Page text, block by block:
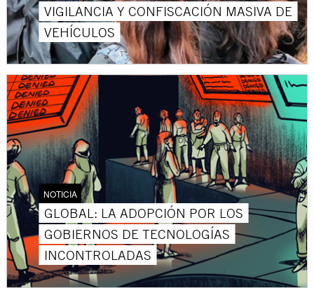
VIGILANCIA Y CONFISCACIÓN MASIVA DE
VEHÍCULOS
NOTICIA
GLOBAL: LA ADOPCIÓN POR LOS
GOBIERNOS DE TECNOLOGÍAS
INCONTROLADAS